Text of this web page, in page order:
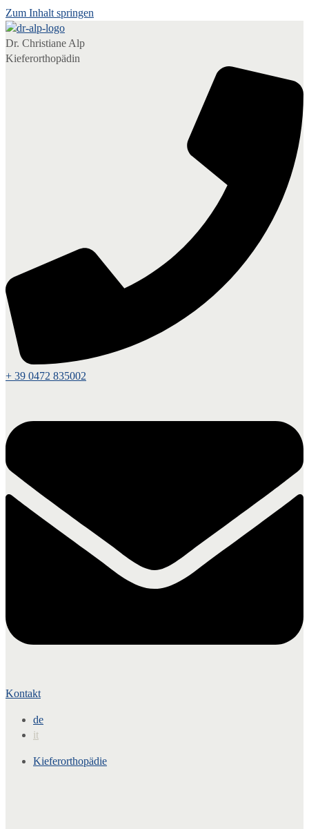
Zum Inhalt springen
Dr. Christiane Alp
Kieferorthopädin
+ 39 0472 835002
Kontakt
de
it
Kieferorthopädie